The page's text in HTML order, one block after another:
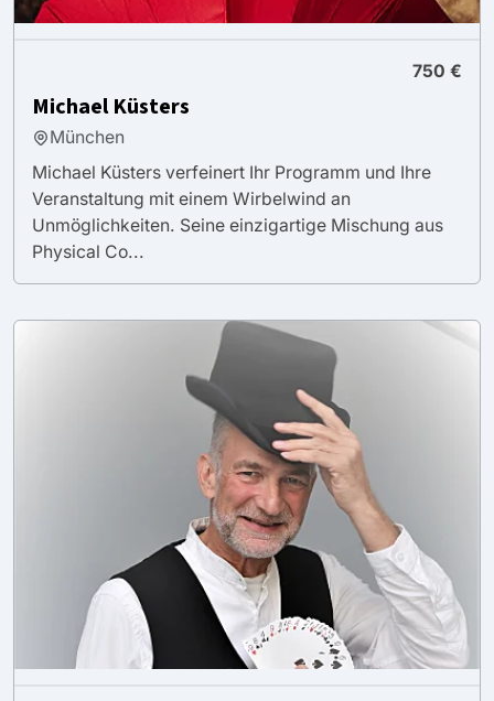
750 €
Michael Küsters
München
Michael Küsters verfeinert Ihr Programm und Ihre
Veranstaltung mit einem Wirbelwind an
Unmöglichkeiten. Seine einzigartige Mischung aus
Physical Co...